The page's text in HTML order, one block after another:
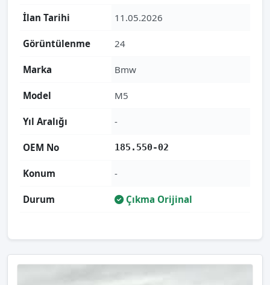
İlan Tarihi 11.05.2026
Görüntülenme 24
Marka Bmw
Model M5
Yıl Aralığı -
OEM No 185.550-02
Konum -
Durum Çıkma Orijinal